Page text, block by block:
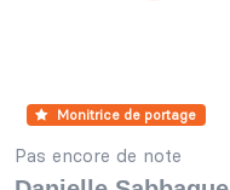
Monitrice de portage
Pas encore de note